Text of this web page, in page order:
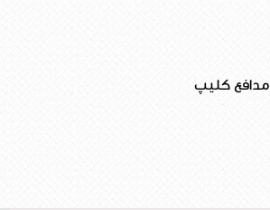
مدافع کلیپ